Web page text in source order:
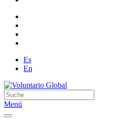
Es
En
Menü